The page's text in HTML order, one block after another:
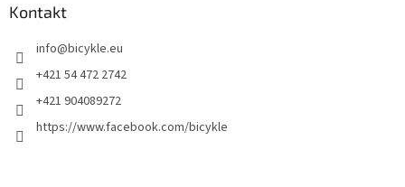
Kontakt
info@bicykle.eu
+421 54 472 2742
+421 904089272
https://www.facebook.com/bicykle